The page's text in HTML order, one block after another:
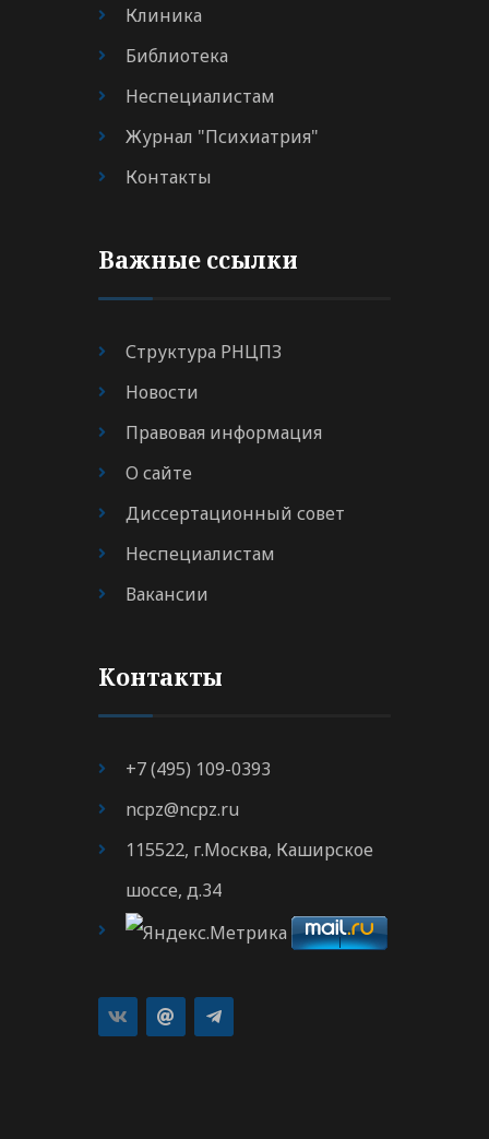
Клиника
Библиотека
Неспециалистам
Журнал "Психиатрия"
Контакты
Важные ссылки
Структура РНЦПЗ
Новости
Правовая информация
О сайте
Диссертационный совет
Неспециалистам
Вакансии
Контакты
+7 (495) 109-0393
ncpz@ncpz.ru
115522, г.Москва, Каширское
шоссе, д.34